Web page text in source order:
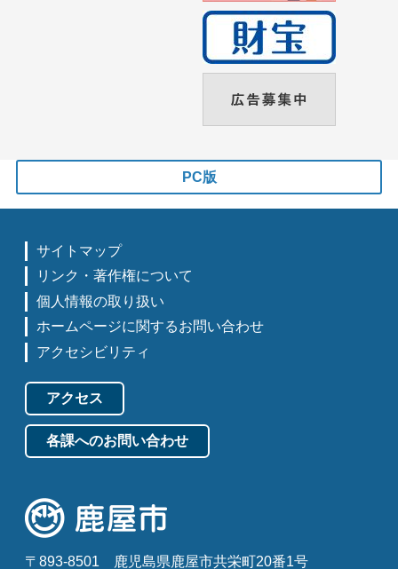
PC版
サイトマップ
リンク・著作権について
個人情報の取り扱い
ホームページに関するお問い合わせ
アクセシビリティ
アクセス
各課へのお問い合わせ
〒893-8501 鹿児島県鹿屋市共栄町20番1号